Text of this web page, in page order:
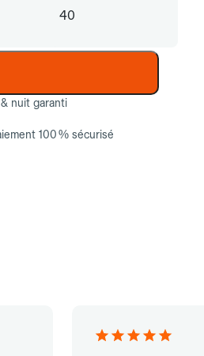
40
nuit garanti
100 % sécurisé